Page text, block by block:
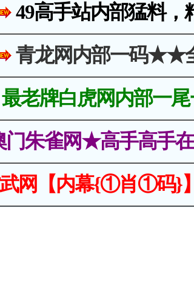
49高手站内部猛料，
青龙网内部一码★★
最老牌白虎网内部一
门朱雀网★高手高手
网【内幕{①肖①码}